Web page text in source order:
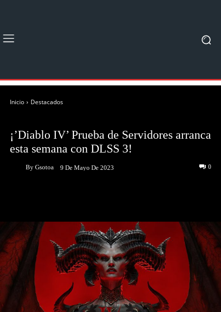
Inicio Destacados
¡’Diablo IV’ Prueba de Servidores arranca
esta semana con DLSS 3!
By Gsotoa 9 De Mayo De 2023 0